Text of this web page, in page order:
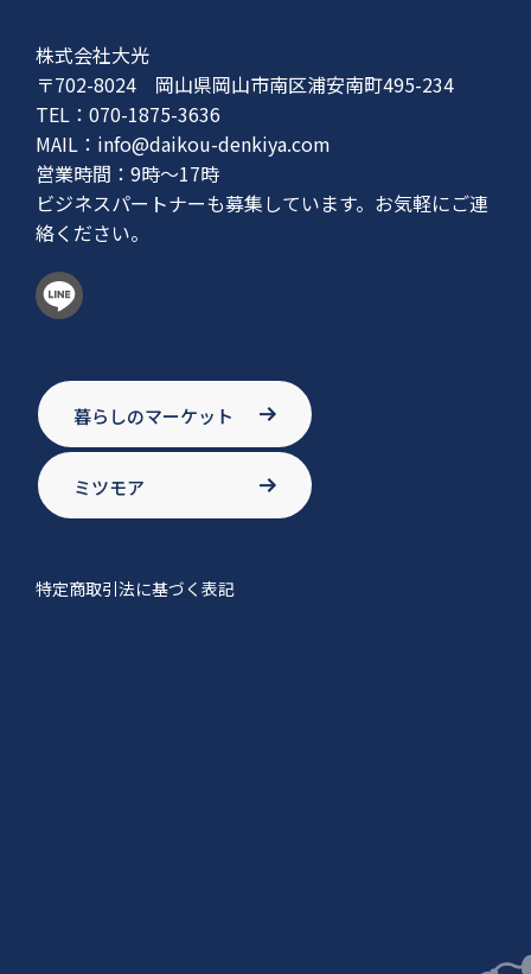
株式会社大光
〒702-8024 岡山県岡山市南区浦安南町495-234
TEL：070-1875-3636
MAIL： info@daikou-denkiya.com
営業時間：9時〜17時
ビジネスパートナーも募集しています。お気軽にご連
絡ください。
暮らしのマーケット
ミツモア
特定商取引法に基づく表記